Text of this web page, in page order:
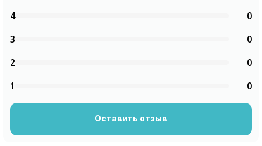
4
0
3
0
2
0
1
0
Оставить отзыв